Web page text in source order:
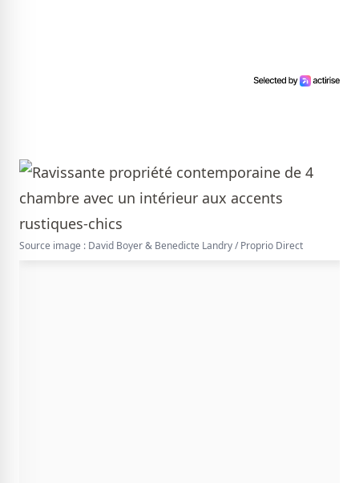
Source image : David Boyer & Benedicte Landry / Proprio Direct